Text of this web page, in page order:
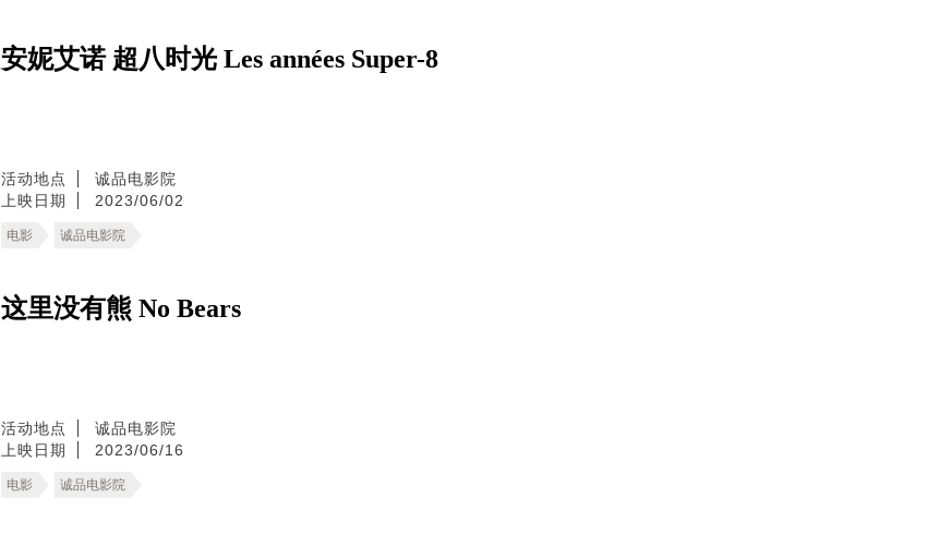
安妮艾诺 超八时光 Les années Super-8
活动地点
诚品电影院
上映日期
2023/06/02
电影 诚品电影院
这里没有熊 No Bears
活动地点
诚品电影院
上映日期
2023/06/16
电影 诚品电影院